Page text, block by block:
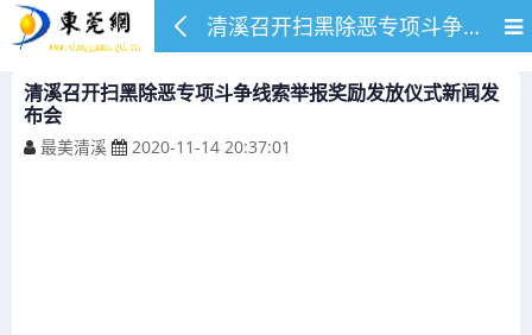
清溪召开扫黑除恶专项斗争线索举报奖励发放仪式新闻发布会
清溪召开扫黑除恶专项斗争线索举报奖励发放仪式新闻发
布会
最美清溪 2020-11-14 20:37:01